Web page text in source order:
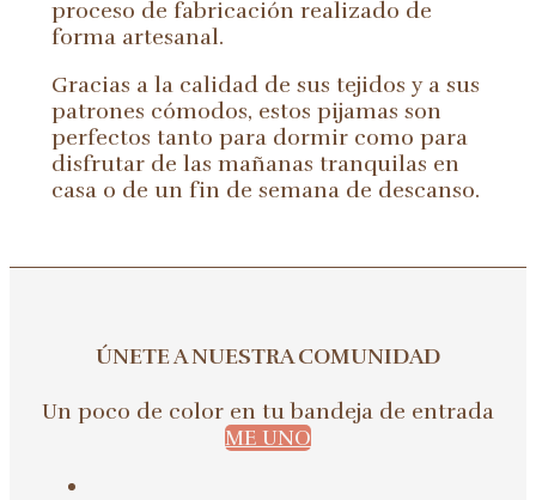
proceso de fabricación realizado de
forma artesanal.
Gracias a la calidad de sus tejidos y a sus
patrones cómodos, estos pijamas son
perfectos tanto para dormir como para
disfrutar de las mañanas tranquilas en
casa o de un fin de semana de descanso.
ÚNETE A NUESTRA COMUNIDAD
Un poco de color en tu bandeja de entrada
ME UNO